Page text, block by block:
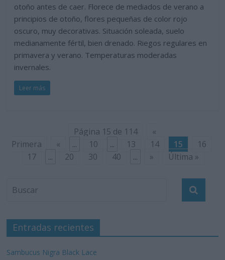
otoño antes de caer. Florece de mediados de verano a
principios de otoño, flores pequeñas de color rojo
oscuro, muy decorativas. Situación soleada, suelo
medianamente fértil, bien drenado. Riegos regulares en
primavera y verano. Temperaturas moderadas
invernales.
Leer más
Página 15 de 114
«
Primera
« ... 10 ... 13 14 15
16
17
... 20 30 40 ... » Última »
Entradas recientes
Sambucus Nigra Black Lace